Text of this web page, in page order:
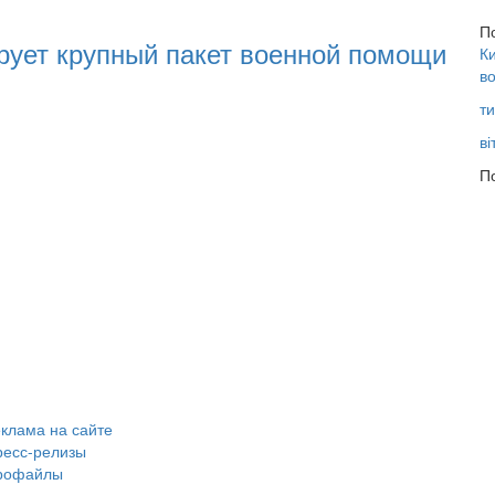
крупный пакет военной помощи
на сайте
релизы